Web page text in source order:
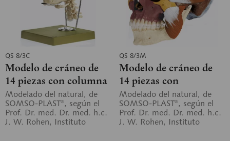
QS 8/3C
Modelo de cráneo de
14 piezas con columna
vertebral cervical y
hueso hioides
Modelado del natural, de
SOMSO-PLAST®, según el
Prof. Dr. med. Dr. med. h.c.
J. W. Rohen, Instituto
QS 8/3M
Modelo de cráneo de
14 piezas con
musculatura
masticatoria
Modelado del natural, de
SOMSO-PLAST®, según el
Prof. Dr. med. Dr. med. h.c.
J. W. Rohen, Instituto